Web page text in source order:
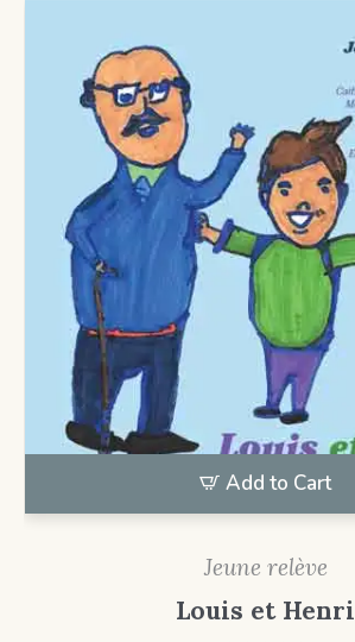
Add to Cart
Jeune relève
Louis et Henri